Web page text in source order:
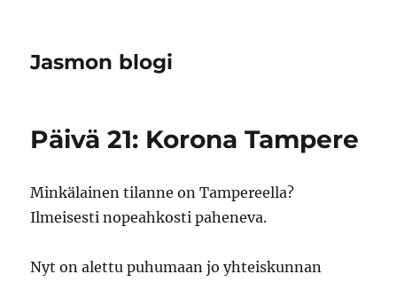
Jasmon blogi
Päivä 21: Korona Tampere
Minkälainen tilanne on Tampereella?
Ilmeisesti nopeahkosti paheneva.
Nyt on alettu puhumaan jo yhteiskunnan